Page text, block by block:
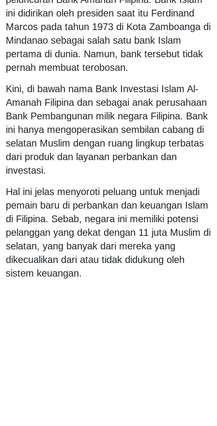
ini didirikan oleh presiden saat itu Ferdinand
Marcos pada tahun 1973 di Kota Zamboanga di
Mindanao sebagai salah satu bank Islam
pertama di dunia. Namun, bank tersebut tidak
pernah membuat terobosan.
Kini, di bawah nama Bank Investasi Islam Al-
Amanah Filipina dan sebagai anak perusahaan
Bank Pembangunan milik negara Filipina. Bank
ini hanya mengoperasikan sembilan cabang di
selatan Muslim dengan ruang lingkup terbatas
dari produk dan layanan perbankan dan
investasi.
Hal ini jelas menyoroti peluang untuk menjadi
pemain baru di perbankan dan keuangan Islam
di Filipina. Sebab, negara ini memiliki potensi
pelanggan yang dekat dengan 11 juta Muslim di
selatan, yang banyak dari mereka yang
dikecualikan dari atau tidak didukung oleh
sistem keuangan.